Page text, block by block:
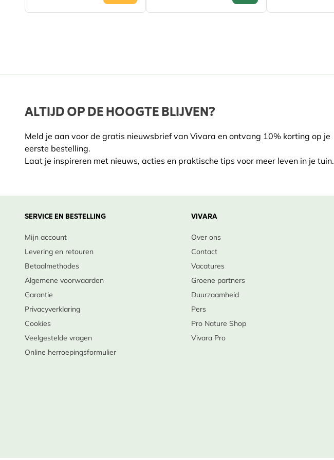
ALTIJD OP DE HOOGTE BLIJVEN?
Meld je aan voor de gratis nieuwsbrief van Vivara en ontvang 10% korting op je
eerste bestelling.
Laat je inspireren met nieuws, acties en praktische tips voor meer leven in je tuin.
SERVICE EN BESTELLING
Mijn account
Levering en retouren
Betaalmethodes
Algemene voorwaarden
Garantie
Privacyverklaring
Cookies
Veelgestelde vragen
Online herroepingsformulier
VIVARA
Over ons
Contact
Vacatures
Groene partners
Duurzaamheid
Pers
Pro Nature Shop
Vivara Pro